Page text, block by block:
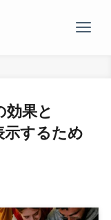
効果と
示するため